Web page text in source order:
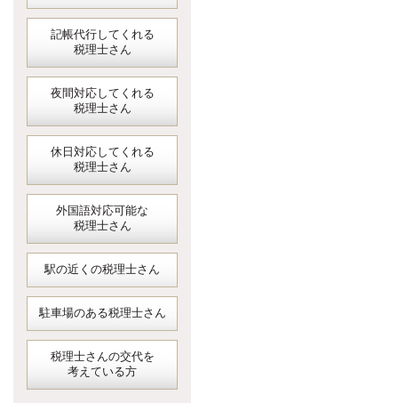
記帳代行してくれる
税理士さん
夜間対応してくれる
税理士さん
休日対応してくれる
税理士さん
外国語対応可能な
税理士さん
駅の近くの税理士さん
駐車場のある税理士さん
税理士さんの交代を
考えている方